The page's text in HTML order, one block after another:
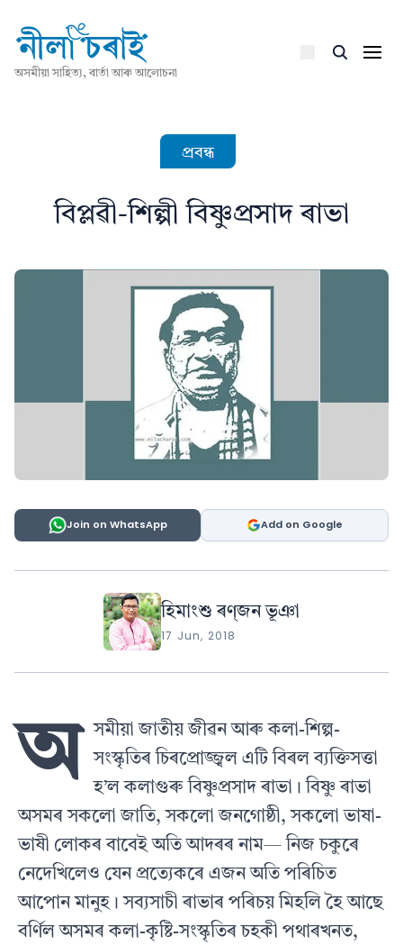
অসমীয়া সাহিত্য, বাৰ্তা আৰু আলোচনা
প্ৰবন্ধ
বিপ্লৱী-শিল্পী বিষ্ণুপ্ৰসাদ ৰাভা
Join on WhatsApp Add on Google
হিমাংশু ৰণ্‌জন ভূঞা
17 Jun, 2018
অ
সমীয়া জাতীয় জীৱন আৰু কলা-শিল্প-
সংস্কৃতিৰ চিৰপ্রােজ্জ্বল এটি বিৰল ব্যক্তিসত্তা
হ’ল কলাগুৰু বিষ্ণুপ্ৰসাদ ৰাভা। বিষ্ণু ৰাভা
অসমৰ সকলাে জাতি, সকলাে জনগােষ্ঠী, সকলাে ভাষা-
ভাষী লােকৰ বাবেই অতি আদৰৰ নাম— নিজ চকুৰে
নেদেখিলেও যেন প্রত্যেকৰে এজন অতি পৰিচিত
আপােন মানুহ। সব্যসাচী ৰাভাৰ পৰিচয় মিহলি হৈ আছে
বর্ণিল অসমৰ কলা-কৃষ্টি-সংস্কৃতিৰ চহকী পথাৰখনত,